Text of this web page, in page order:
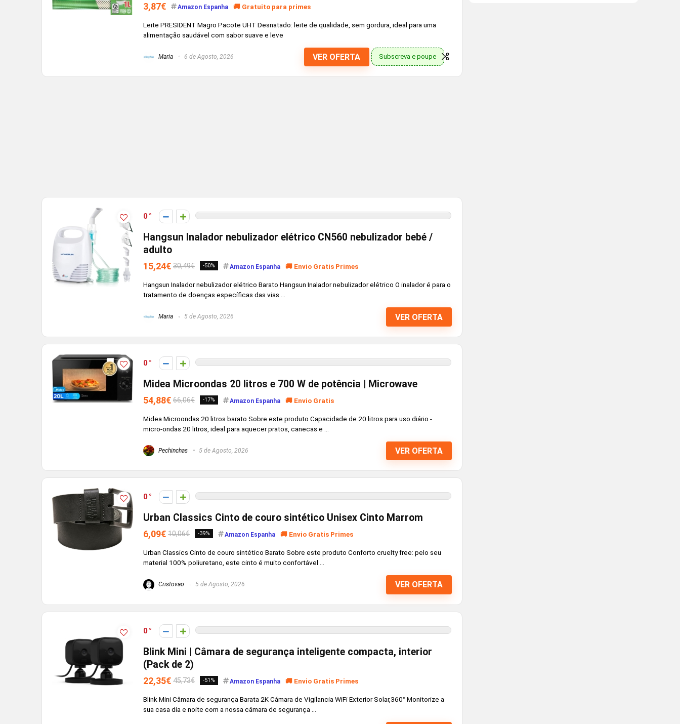
3,87€ Amazon Espanha 🚚 Gratuito para primes
Leite PRESIDENT Magro Pacote UHT Desnatado: leite de qualidade, sem gordura, ideal para uma
alimentação saudável com sabor suave e leve
Maria 6 de Agosto, 2026 VER OFERTA Subscreva e poupe
0
Hangsun Inalador nebulizador elétrico CN560 nebulizador bebé /
adulto
15,24€ 30,49€ -50% Amazon Espanha 🚚 Envio Gratis Primes
Hangsun Inalador nebulizador elétrico Barato Hangsun Inalador nebulizador elétrico O inalador é para o
tratamento de doenças específicas das vias ...
Maria 5 de Agosto, 2026 VER OFERTA
0
Midea Microondas 20 litros e 700 W de potência | Microwave
54,88€ 66,06€ -17% Amazon Espanha 🚚 Envio Gratis
Midea Microondas 20 litros barato Sobre este produto Capacidade de 20 litros para uso diário -
micro-ondas 20 litros, ideal para aquecer pratos, canecas e ...
Pechinchas 5 de Agosto, 2026 VER OFERTA
0
Urban Classics Cinto de couro sintético Unisex Cinto Marrom
6,09€ 10,06€ -39% Amazon Espanha 🚚 Envio Gratis Primes
Urban Classics Cinto de couro sintético Barato Sobre este produto Conforto cruelty free: pelo seu
material 100% poliuretano, este cinto é muito confortável ...
Cristovao 5 de Agosto, 2026 VER OFERTA
0
Blink Mini | Câmara de segurança inteligente compacta, interior
(Pack de 2)
22,35€ 45,73€ -51% Amazon Espanha 🚚 Envio Gratis Primes
Blink Mini Câmara de segurança Barata 2K Cámara de Vigilancia WiFi Exterior Solar,360° Monitorize a
sua casa dia e noite com a nossa câmara de segurança ...